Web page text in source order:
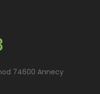
74600 Annecy